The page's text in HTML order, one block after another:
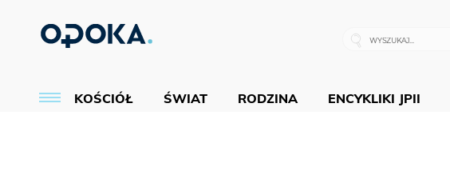
KOŚCIÓŁ ŚWIAT RODZINA ENCYKLIKI JPII